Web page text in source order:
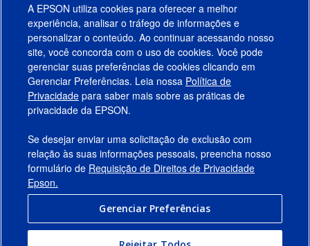
1. Garantia limitada válida para equipamentos adquiridos a partir de
01/04/2019, que estejam sendo utilizados de acordo com as condições
constantes no manual de garantia.
Produtos
Suporte
Links Sugeridos
Empresa
Conecte-se com a Epson
A EPSON utiliza cookies para oferecer a melhor
experiência, analisar o tráfego de informações e
personalizar o conteúdo. Ao continuar acessando nosso
site, você concorda com o uso de cookies. Você pode
gerenciar suas preferências de cookies clicando em
Gerenciar Preferências. Leia nossa Política de
Privacidade para saber mais sobre as práticas de
privacidade da EPSON.
Se desejar enviar uma solicitação de exclusão com
relação às suas informações pessoais, preencha nosso
formulário de Requisição de Direitos de Privacidade
Epson.
Gerenciar Preferências